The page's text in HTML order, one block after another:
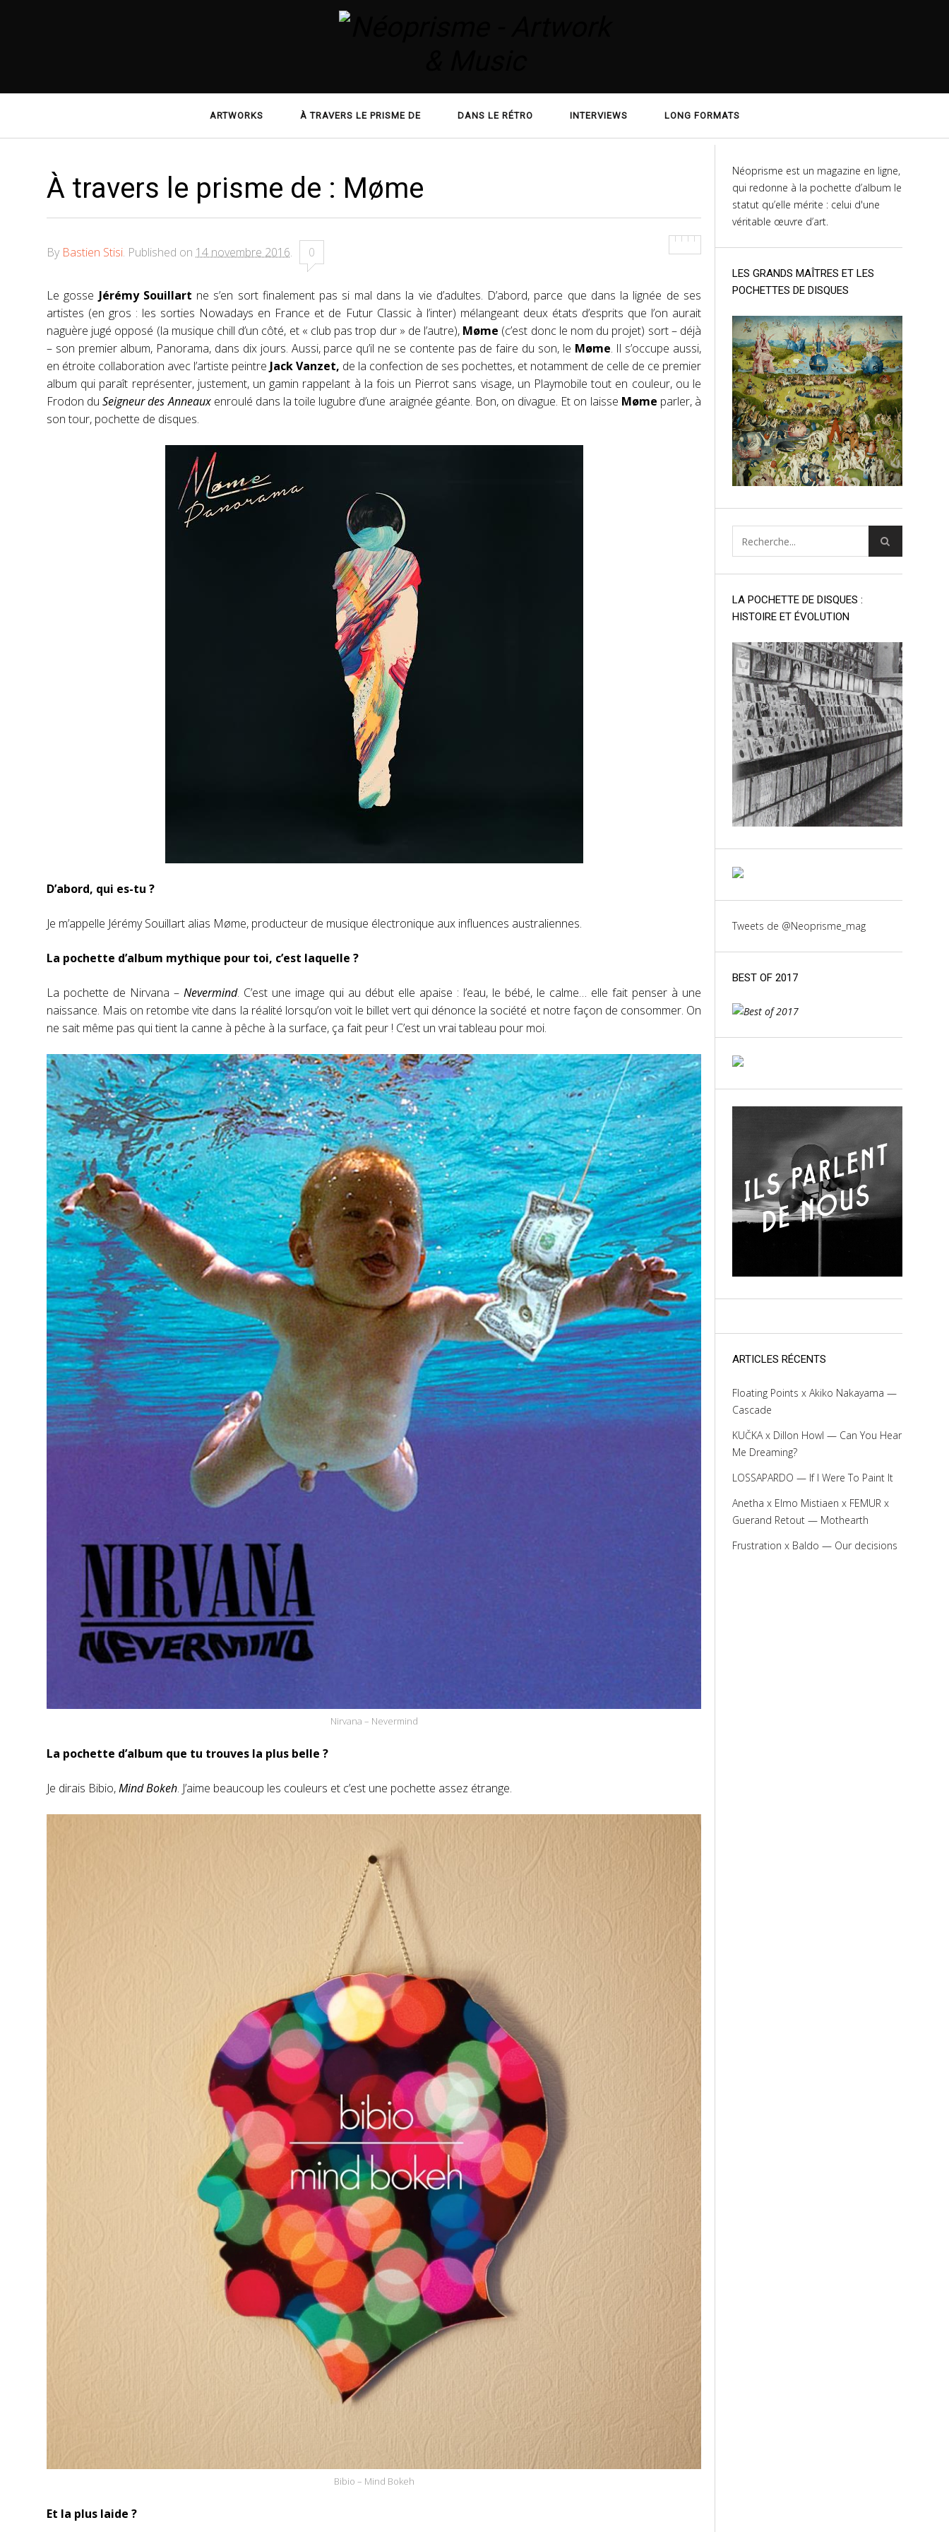
ARTWORKS À TRAVERS LE PRISME DE DANS LE RÉTRO INTERVIEWS LONG FORMATS
À travers le prisme de : Møme
By Bastien Stisi. Published on 14 novembre 2016. 0
Le gosse Jérémy Souillart ne s’en sort finalement pas si mal dans la vie d’adultes. D’abord, parce que dans la lignée de ses
artistes (en gros : les sorties Nowadays en France et de Futur Classic à l’inter) mélangeant deux états d’esprits que l’on aurait
naguère jugé opposé (la musique chill d’un côté, et « club pas trop dur » de l’autre), Møme (c’est donc le nom du projet) sort – déjà
– son premier album, Panorama, dans dix jours. Aussi, parce qu’il ne se contente pas de faire du son, le Møme. Il s’occupe aussi,
en étroite collaboration avec l’artiste peintre Jack Vanzet, de la confection de ses pochettes, et notamment de celle de ce premier
album qui paraît représenter, justement, un gamin rappelant à la fois un Pierrot sans visage, un Playmobile tout en couleur, ou le
Frodon duSeigneur des Anneauxenroulé dans la toile lugubre d’une araignée géante. Bon, on divague. Et on laisse Møme parler, à
son tour, pochette de disques.
D’abord, qui es-tu ?
Je m’appelle Jérémy Souillart alias Møme, producteur de musique électronique aux influences australiennes.
La pochette d’album mythique pour toi, c’est laquelle ?
La pochette de Nirvana – Nevermind. C’est une image qui au début elle apaise : l’eau, le bébé, le calme… elle fait penser à une
naissance. Mais on retombe vite dans la réalité lorsqu’on voit le billet vert qui dénonce la société et notre façon de consommer. On
ne sait même pas qui tient la canne à pêche à la surface, ça fait peur ! C’est un vrai tableau pour moi.
Nirvana – Nevermind
La pochette d’album que tu trouves la plus belle ?
Je dirais Bibio,Mind Bokeh. J’aime beaucoup les couleurs et c’est une pochette assez étrange.
Bibio – Mind Bokeh
Et la plus laide ?
Néoprisme est un magazine en ligne,
qui redonne à la pochette d’album le
statut qu’elle mérite : celui d'une
véritable œuvre d’art.
LES GRANDS MAÎTRES ET LES
POCHETTES DE DISQUES
LA POCHETTE DE DISQUES :
HISTOIRE ET ÉVOLUTION
Tweets de @Neoprisme_mag
BEST OF 2017
ARTICLES RÉCENTS
Floating Points x Akiko Nakayama —
Cascade
KUČKA x Dillon Howl — Can You Hear
Me Dreaming?
LOSSAPARDO — If I Were To Paint It
Anetha x Elmo Mistiaen x FEMUR x
Guerand Retout — Mothearth
Frustration x Baldo — Our decisions